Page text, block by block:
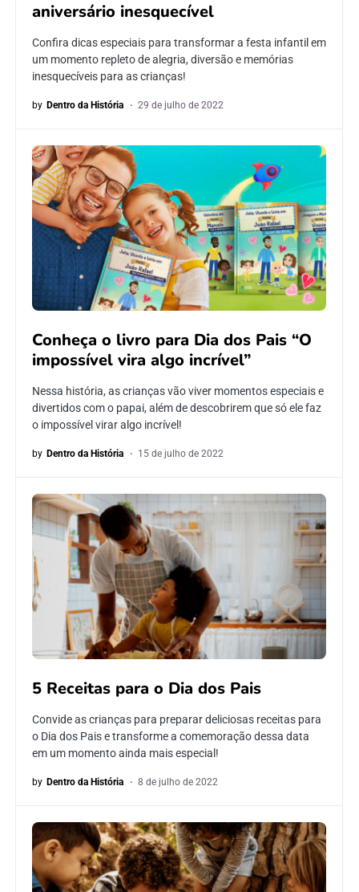
aniversário inesquecível
Confira dicas especiais para transformar a festa infantil em
um momento repleto de alegria, diversão e memórias
inesquecíveis para as crianças!
by Dentro da História 29 de julho de 2022
Conheça o livro para Dia dos Pais “O
impossível vira algo incrível”
Nessa história, as crianças vão viver momentos especiais e
divertidos com o papai, além de descobrirem que só ele faz
o impossível virar algo incrível!
by Dentro da História 15 de julho de 2022
5 Receitas para o Dia dos Pais
Convide as crianças para preparar deliciosas receitas para
o Dia dos Pais e transforme a comemoração dessa data
em um momento ainda mais especial!
by Dentro da História 8 de julho de 2022